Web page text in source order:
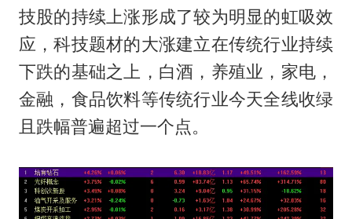
技股的持续上涨形成了较为明显的虹吸效
应，科技题材的大涨建立在传统行业持续
下跌的基础之上，白酒，养殖业，家电，
金融，食品饮料等传统行业今天全线收绿
且跌幅普遍超过一个点。